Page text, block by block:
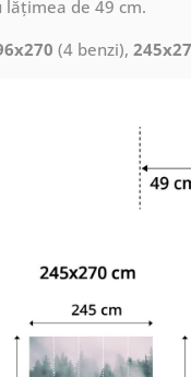
lățimea de 49 cm.
(4 benzi),